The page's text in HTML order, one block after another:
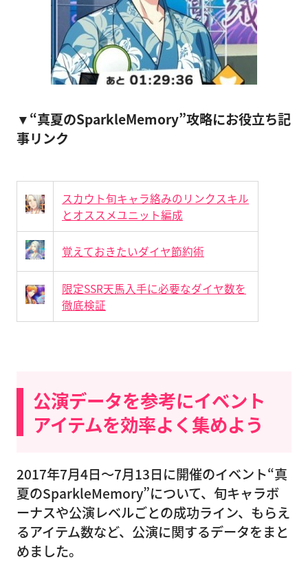
▼“真夏のSparkleMemory”攻略にお役立ち記
事リンク
スカウト旬キャラ絡みのリンクスキル
とオススメユニット編成
覚えておきたいダイヤ節約術
限定SSR天馬入手に必要なダイヤ数を
徹底検証
公演データを参考にイベント
アイテムを効率よく集めよう
2017年7月4日〜7月13日に開催のイベント“真
夏のSparkleMemory”について、旬キャラボ
ーナスや公演レベルごとの成功ライン、もらえ
るアイテム数など、公演に関するデータをまと
めました。